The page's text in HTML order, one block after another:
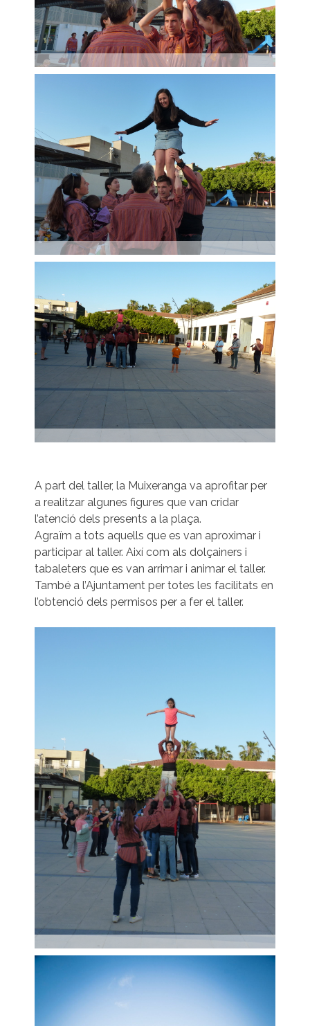
A part del taller, la Muixeranga va aprofitar per
a realitzar algunes figures que van cridar
l’atenció dels presents a la plaça.
Agraïm a tots aquells que es van aproximar i
participar al taller. Així com als dolçainers i
tabaleters que es van arrimar i animar el taller.
També a l’Ajuntament per totes les facilitats en
l’obtenció dels permisos per a fer el taller.